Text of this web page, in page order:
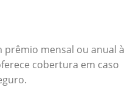
prêmio mensal ou anual à
cobertura em caso